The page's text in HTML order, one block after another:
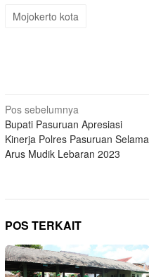
Mojokerto kota
Navigasi
pos
Pos sebelumnya
Bupati Pasuruan Apresiasi
Kinerja Polres Pasuruan Selama
Arus Mudik Lebaran 2023
POS TERKAIT